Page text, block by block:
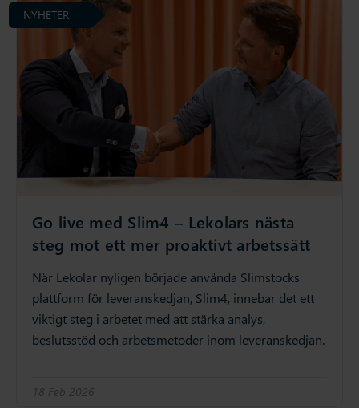
Go live med Slim4 – Lekolars nästa
steg mot ett mer proaktivt arbetssätt
När Lekolar nyligen började använda Slimstocks
plattform för leveranskedjan, Slim4, innebar det ett
viktigt steg i arbetet med att stärka analys,
beslutsstöd och arbetsmetoder inom leveranskedjan.
18 Feb 2026
NYHETER